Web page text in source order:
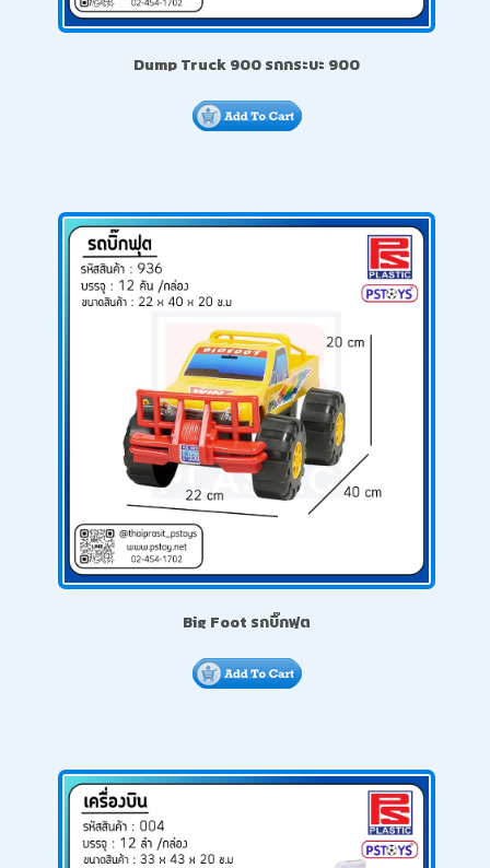
Dump Truck 900 รถกระบะ 900
Big Foot รถบิ๊กฟุต